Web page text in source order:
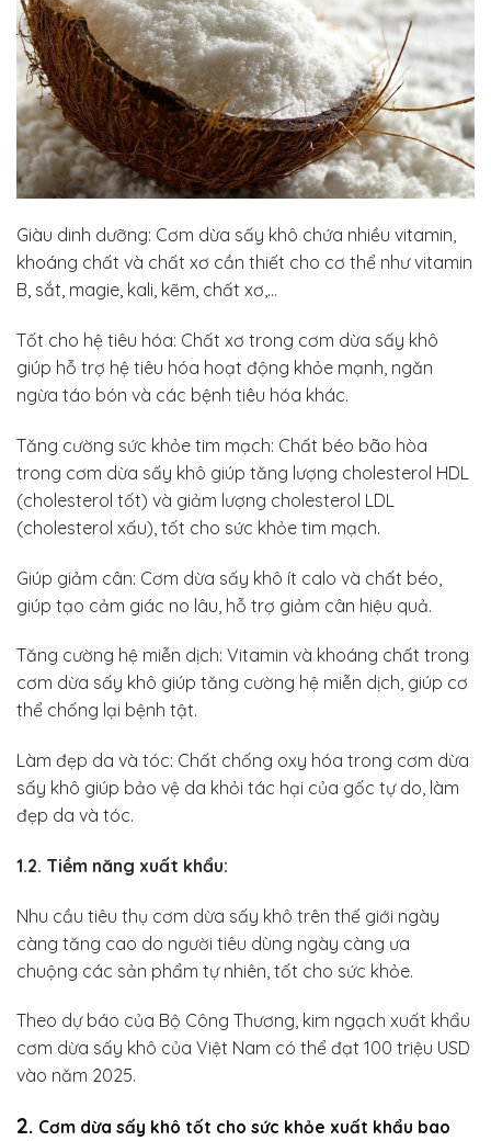
Giàu dinh dưỡng: Cơm dừa sấy khô chứa nhiều vitamin,
khoáng chất và chất xơ cần thiết cho cơ thể như vitamin
B, sắt, magie, kali, kẽm, chất xơ,…
Tốt cho hệ tiêu hóa: Chất xơ trong cơm dừa sấy khô
giúp hỗ trợ hệ tiêu hóa hoạt động khỏe mạnh, ngăn
ngừa táo bón và các bệnh tiêu hóa khác.
Tăng cường sức khỏe tim mạch: Chất béo bão hòa
trong cơm dừa sấy khô giúp tăng lượng cholesterol HDL
(cholesterol tốt) và giảm lượng cholesterol LDL
(cholesterol xấu), tốt cho sức khỏe tim mạch.
Giúp giảm cân: Cơm dừa sấy khô ít calo và chất béo,
giúp tạo cảm giác no lâu, hỗ trợ giảm cân hiệu quả.
Tăng cường hệ miễn dịch: Vitamin và khoáng chất trong
cơm dừa sấy khô giúp tăng cường hệ miễn dịch, giúp cơ
thể chống lại bệnh tật.
Làm đẹp da và tóc: Chất chống oxy hóa trong cơm dừa
sấy khô giúp bảo vệ da khỏi tác hại của gốc tự do, làm
đẹp da và tóc.
1.2. Tiềm năng xuất khẩu:
Nhu cầu tiêu thụ cơm dừa sấy khô trên thế giới ngày
càng tăng cao do người tiêu dùng ngày càng ưa
chuộng các sản phẩm tự nhiên, tốt cho sức khỏe.
Theo dự báo của Bộ Công Thương, kim ngạch xuất khẩu
cơm dừa sấy khô của Việt Nam có thể đạt 100 triệu USD
vào năm 2025.
2. Cơm dừa sấy khô tốt cho sức khỏe xuất khẩu bao